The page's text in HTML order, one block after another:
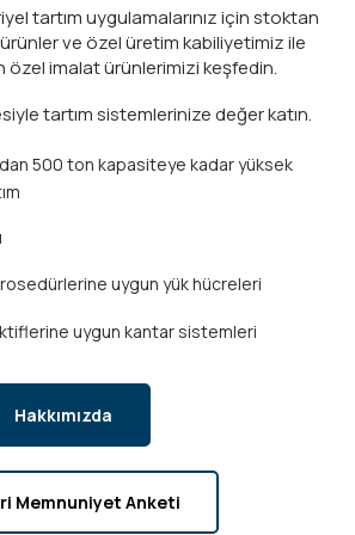
tartım uygulamalarınız için stoktan
ve özel üretim kabiliyetimiz ile
özel imalat ürünlerimizi keşfedin.
tartım sistemlerinize değer katın.
500 ton kapasiteye kadar yüksek
uygun yük hücreleri
uygun kantar sistemleri
Hakkımızda
Memnuniyet Anketi